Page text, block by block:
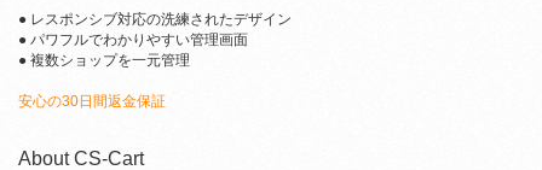
● レスポンシブ対応の洗練されたデザイン
● パワフルでわかりやすい管理画面
● 複数ショップを一元管理
安心の30日間返金保証
About CS-Cart